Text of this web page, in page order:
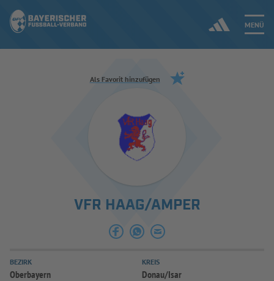
MENÜ
Jetzt einloggen
ERGEBNISSE & WETTBEWERBE
AUSBILDUNG & FÖRDERUNG
Als Favorit hinzufügen
VFR HAAG/AMPER
BEZIRK
Oberbayern
KREIS
Donau/Isar